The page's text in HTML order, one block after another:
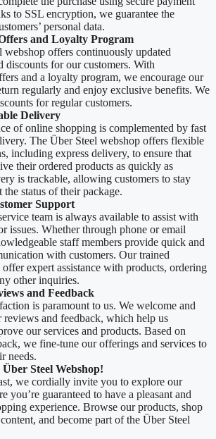
to SSL encryption, we guarantee the
personal data.
and Loyalty Program
webshop offers continuously updated
discounts for our customers. With
and a loyalty program, we encourage our
regularly and enjoy exclusive benefits. We
for regular customers.
Delivery
of online shopping is complemented by fast
The Über Steel webshop offers flexible
including express delivery, to ensure that
their ordered products as quickly as
is trackable, allowing customers to stay
status of their package.
Support
team is always available to assist with
issues. Whether through phone or email
staff members provide quick and
with customers. Our trained
offer expert assistance with products, ordering
other inquiries.
and Feedback
is paramount to us. We welcome and
reviews and feedback, which help us
our services and products. Based on
we fine-tune our offerings and services to
needs.
Steel Webshop!
we cordially invite you to explore our
you’re guaranteed to have a pleasant and
experience. Browse our products, shop
and become part of the Über Steel